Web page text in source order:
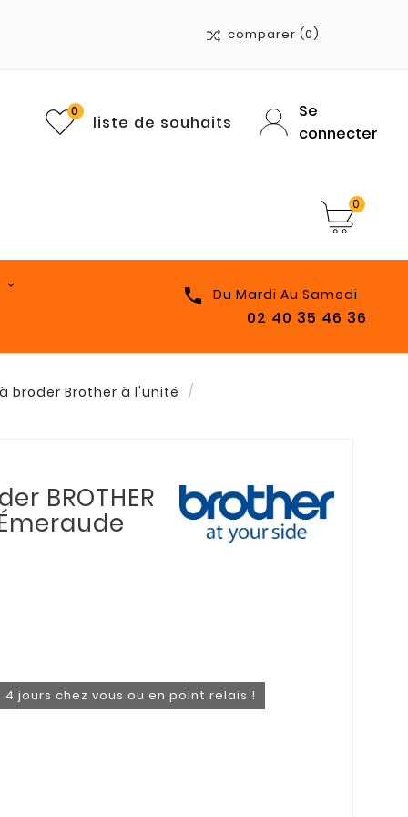
comparer (0)
liste de souhaits
0
Se
connecter
0
 Du Mardi Au Samedi
02 40 35 46 36
broder Brother à l'unité
BROTHER
4 jours chez vous ou en point relais !